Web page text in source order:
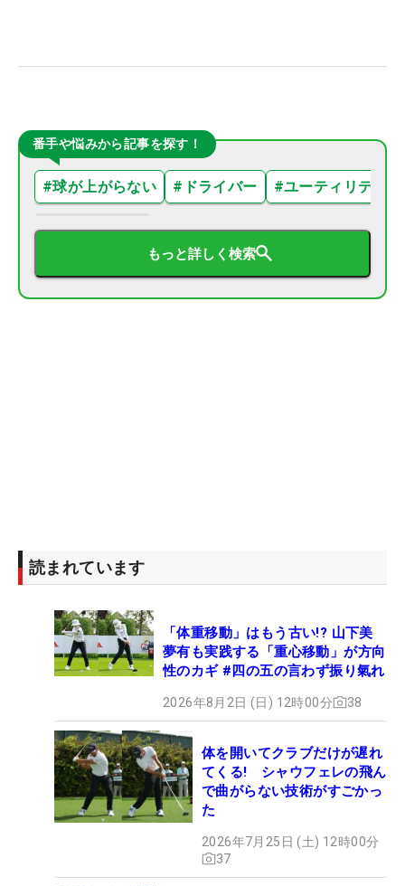
番手や悩みから記事を探す！
#球が上がらない # ドライバー #ユーティリティ
もっと詳しく検索
読まれています
「体重移動」はもう古い!? 山下美
夢有も実践する「重心移動」が方向
性のカギ #四の五の言わず振り氣れ
2026年8月2日 (日) 12時00分 38
体を開いてクラブだけが遅れ
てくる! シャウフェレの飛ん
で曲がらない技術がすごかっ
た
2026年7月25日 (土) 12時00分
37